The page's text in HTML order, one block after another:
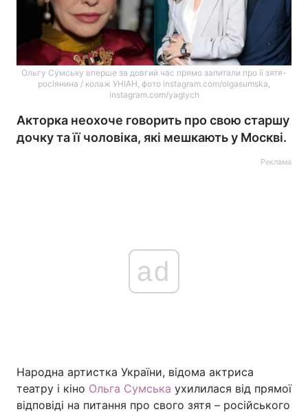
Ольгу Сумську вперше за довгий час прямо запитали про її зятя-
росіянина / колаж УНІАН, фото instagram.com/olgasumska,
instagram.com/yaglych
Акторка неохоче говорить про свою старшу
дочку та її чоловіка, які мешкають у Москві.
Реклама
ad
Народна артистка України, відома актриса
театру і кіно Ольга Сумська ухилилася від прямої
відповіді на питання про свого зятя – російського